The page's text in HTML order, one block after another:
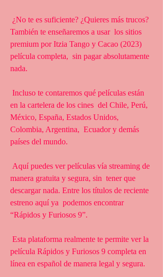
También te enseñaremos a usar  los sitios
premium por Itzia Tango y Cacao (2023)
película completa,  sin pagar absolutamente
nada.
en la cartelera de los cines  del Chile, Perú,
México, España, Estados Unidos,
Colombia, Argentina,  Ecuador y demás
países del mundo.
manera gratuita y segura, sin  tener que
descargar nada. Entre los títulos de reciente
estreno aquí ya  podemos encontrar
“Rápidos y Furiosos 9”.
película Rápidos y Furiosos 9 completa en
línea en español de manera legal y segura.